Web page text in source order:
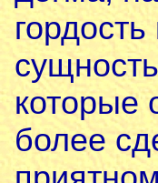
которые
более